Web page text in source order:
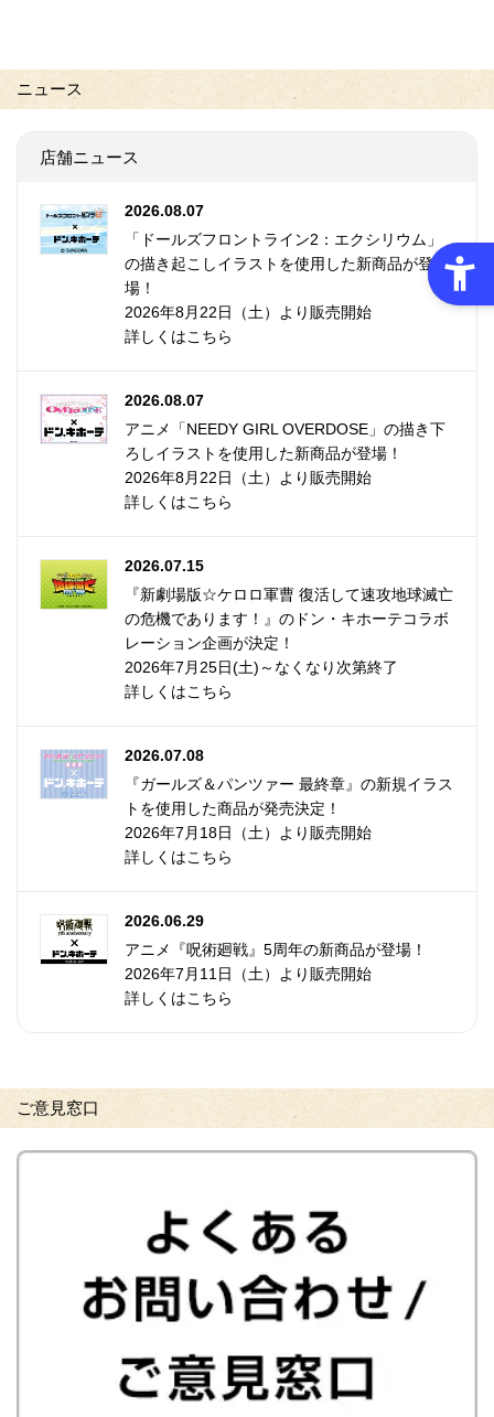
ニュース
店舗ニュース
2026.08.07
「ドールズフロントライン2：エクシリウム」
の描き起こしイラストを使用した新商品が登
場！
2026年8月22日（土）より販売開始
詳しくはこちら
2026.08.07
アニメ「NEEDY GIRL OVERDOSE」の描き下
ろしイラストを使用した新商品が登場！
2026年8月22日（土）より販売開始
詳しくはこちら
2026.07.15
『新劇場版☆ケロロ軍曹 復活して速攻地球滅亡
の危機であります！』のドン・キホーテコラボ
レーション企画が決定！
2026年7月25日(土)～なくなり次第終了
詳しくはこちら
2026.07.08
『ガールズ＆パンツァー 最終章』の新規イラス
トを使用した商品が発売決定！
2026年7月18日（土）より販売開始
詳しくはこちら
2026.06.29
アニメ『呪術廻戦』5周年の新商品が登場！
2026年7月11日（土）より販売開始
詳しくはこちら
ご意見窓口